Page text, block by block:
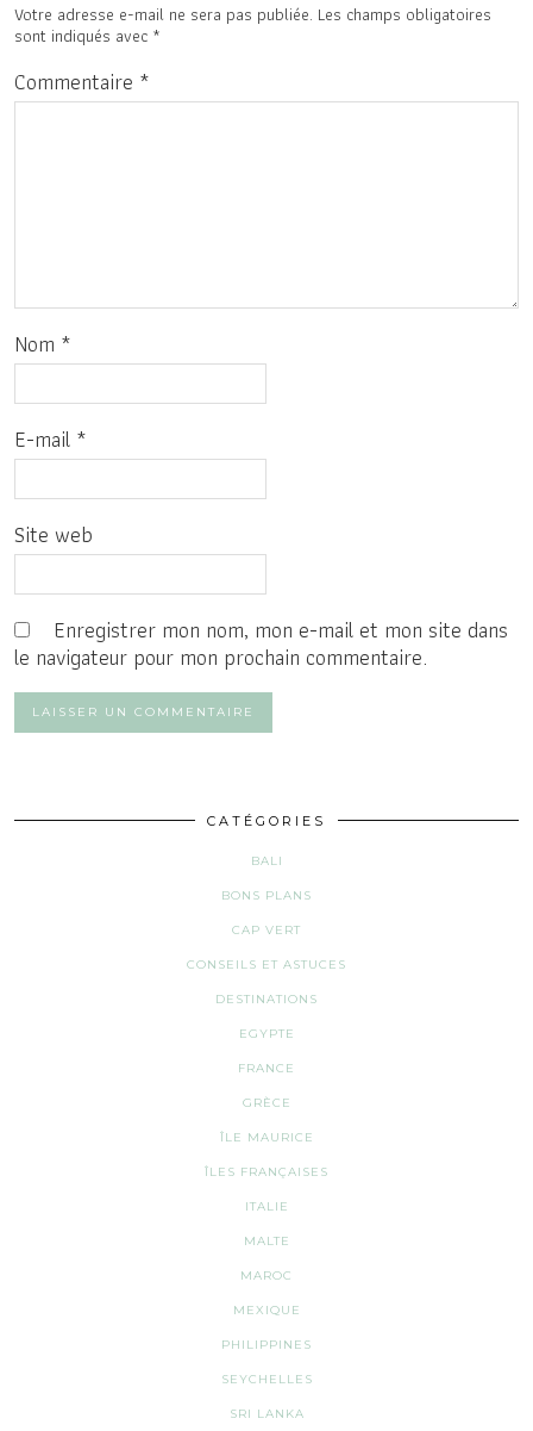
Votre adresse e-mail ne sera pas publiée. Les champs obligatoires
sont indiqués avec *
Commentaire *
Nom *
E-mail *
Site web
Enregistrer mon nom, mon e-mail et mon site dans
le navigateur pour mon prochain commentaire.
CATÉGORIES
BALI
BONS PLANS
CAP VERT
CONSEILS ET ASTUCES
DESTINATIONS
EGYPTE
FRANCE
GRÈCE
ÎLE MAURICE
ÎLES FRANÇAISES
ITALIE
MALTE
MAROC
MEXIQUE
PHILIPPINES
SEYCHELLES
SRI LANKA